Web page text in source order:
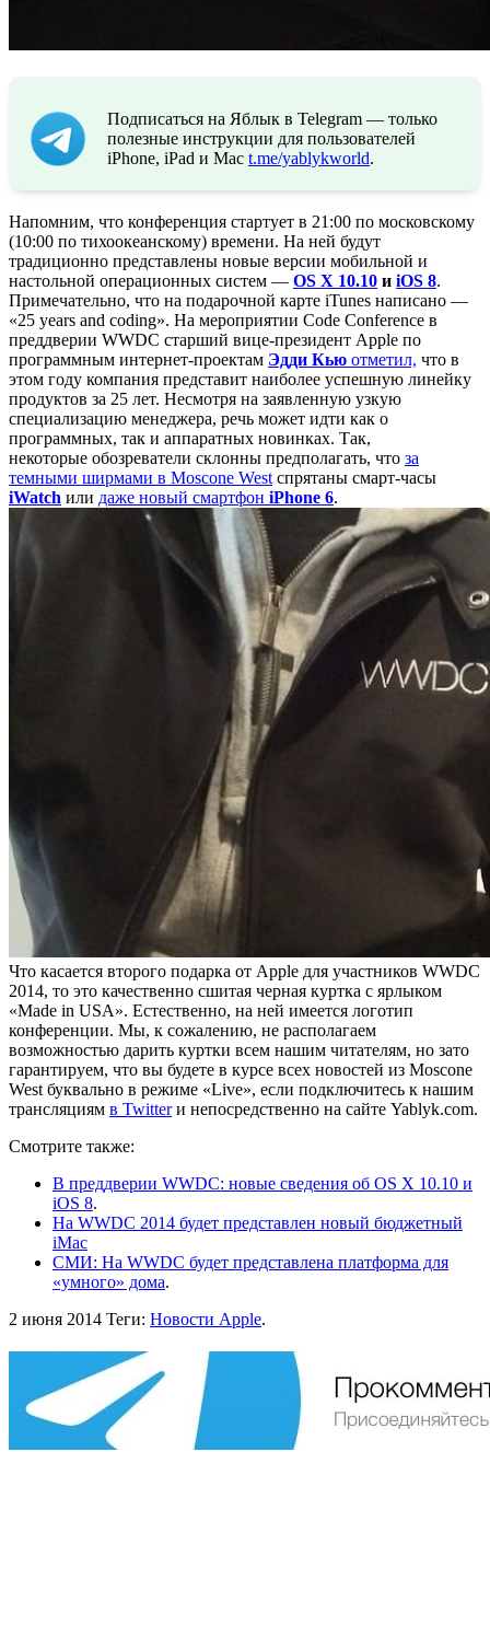
Подписаться на Яблык в Telegram — только
полезные инструкции для пользователей
iPhone, iPad и Mac t.me/yablykworld.
Напомним, что конференция стартует в 21:00 по московскому
(10:00 по тихоокеанскому) времени. На ней будут
традиционно представлены новые версии мобильной и
настольной операционных систем — OS X 10.10 и iOS 8.
Примечательно, что на подарочной карте iTunes написано —
«25 years and coding». На мероприятии Code Conference в
преддверии WWDC старший вице-президент Apple по
программным интернет-проектам Эдди Кью отметил, что в
этом году компания представит наиболее успешную линейку
продуктов за 25 лет. Несмотря на заявленную узкую
специализацию менеджера, речь может идти как о
программных, так и аппаратных новинках. Так,
некоторые обозреватели склонны предполагать, что за
темными ширмами в Moscone West спрятаны смарт-часы
iWatch или даже новый смартфон iPhone 6.
Что касается второго подарка от Apple для участников WWDC
2014, то это качественно сшитая черная куртка с ярлыком
«Made in USA». Естественно, на ней имеется логотип
конференции. Мы, к сожалению, не располагаем
возможностью дарить куртки всем нашим читателям, но зато
гарантируем, что вы будете в курсе всех новостей из Moscone
West буквально в режиме «Live», если подключитесь к нашим
трансляциям в Twitterи непосредственно на сайте Yablyk.com.
Смотрите также:
В преддверии WWDC: новые сведения об OS X 10.10 и
iOS 8.
На WWDC 2014 будет представлен новый бюджетный
iMac
СМИ: На WWDC будет представлена платформа для
«умного» дома.
2 июня 2014 Теги: Новости Apple.